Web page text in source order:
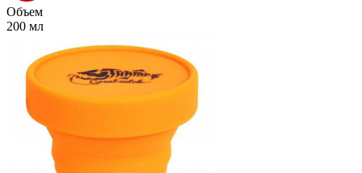
Объем
200 мл